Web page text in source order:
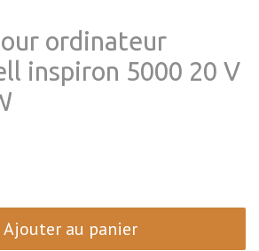
ordinateur
inspiron 5000 20 V
Ajouter au panier